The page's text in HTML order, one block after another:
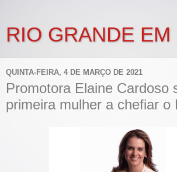
RIO GRANDE EM
QUINTA-FEIRA, 4 DE MARÇO DE 2021
Promotora Elaine Cardoso
primeira mulher a chefiar o